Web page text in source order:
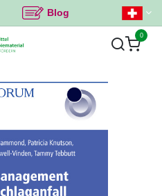
Blog
0